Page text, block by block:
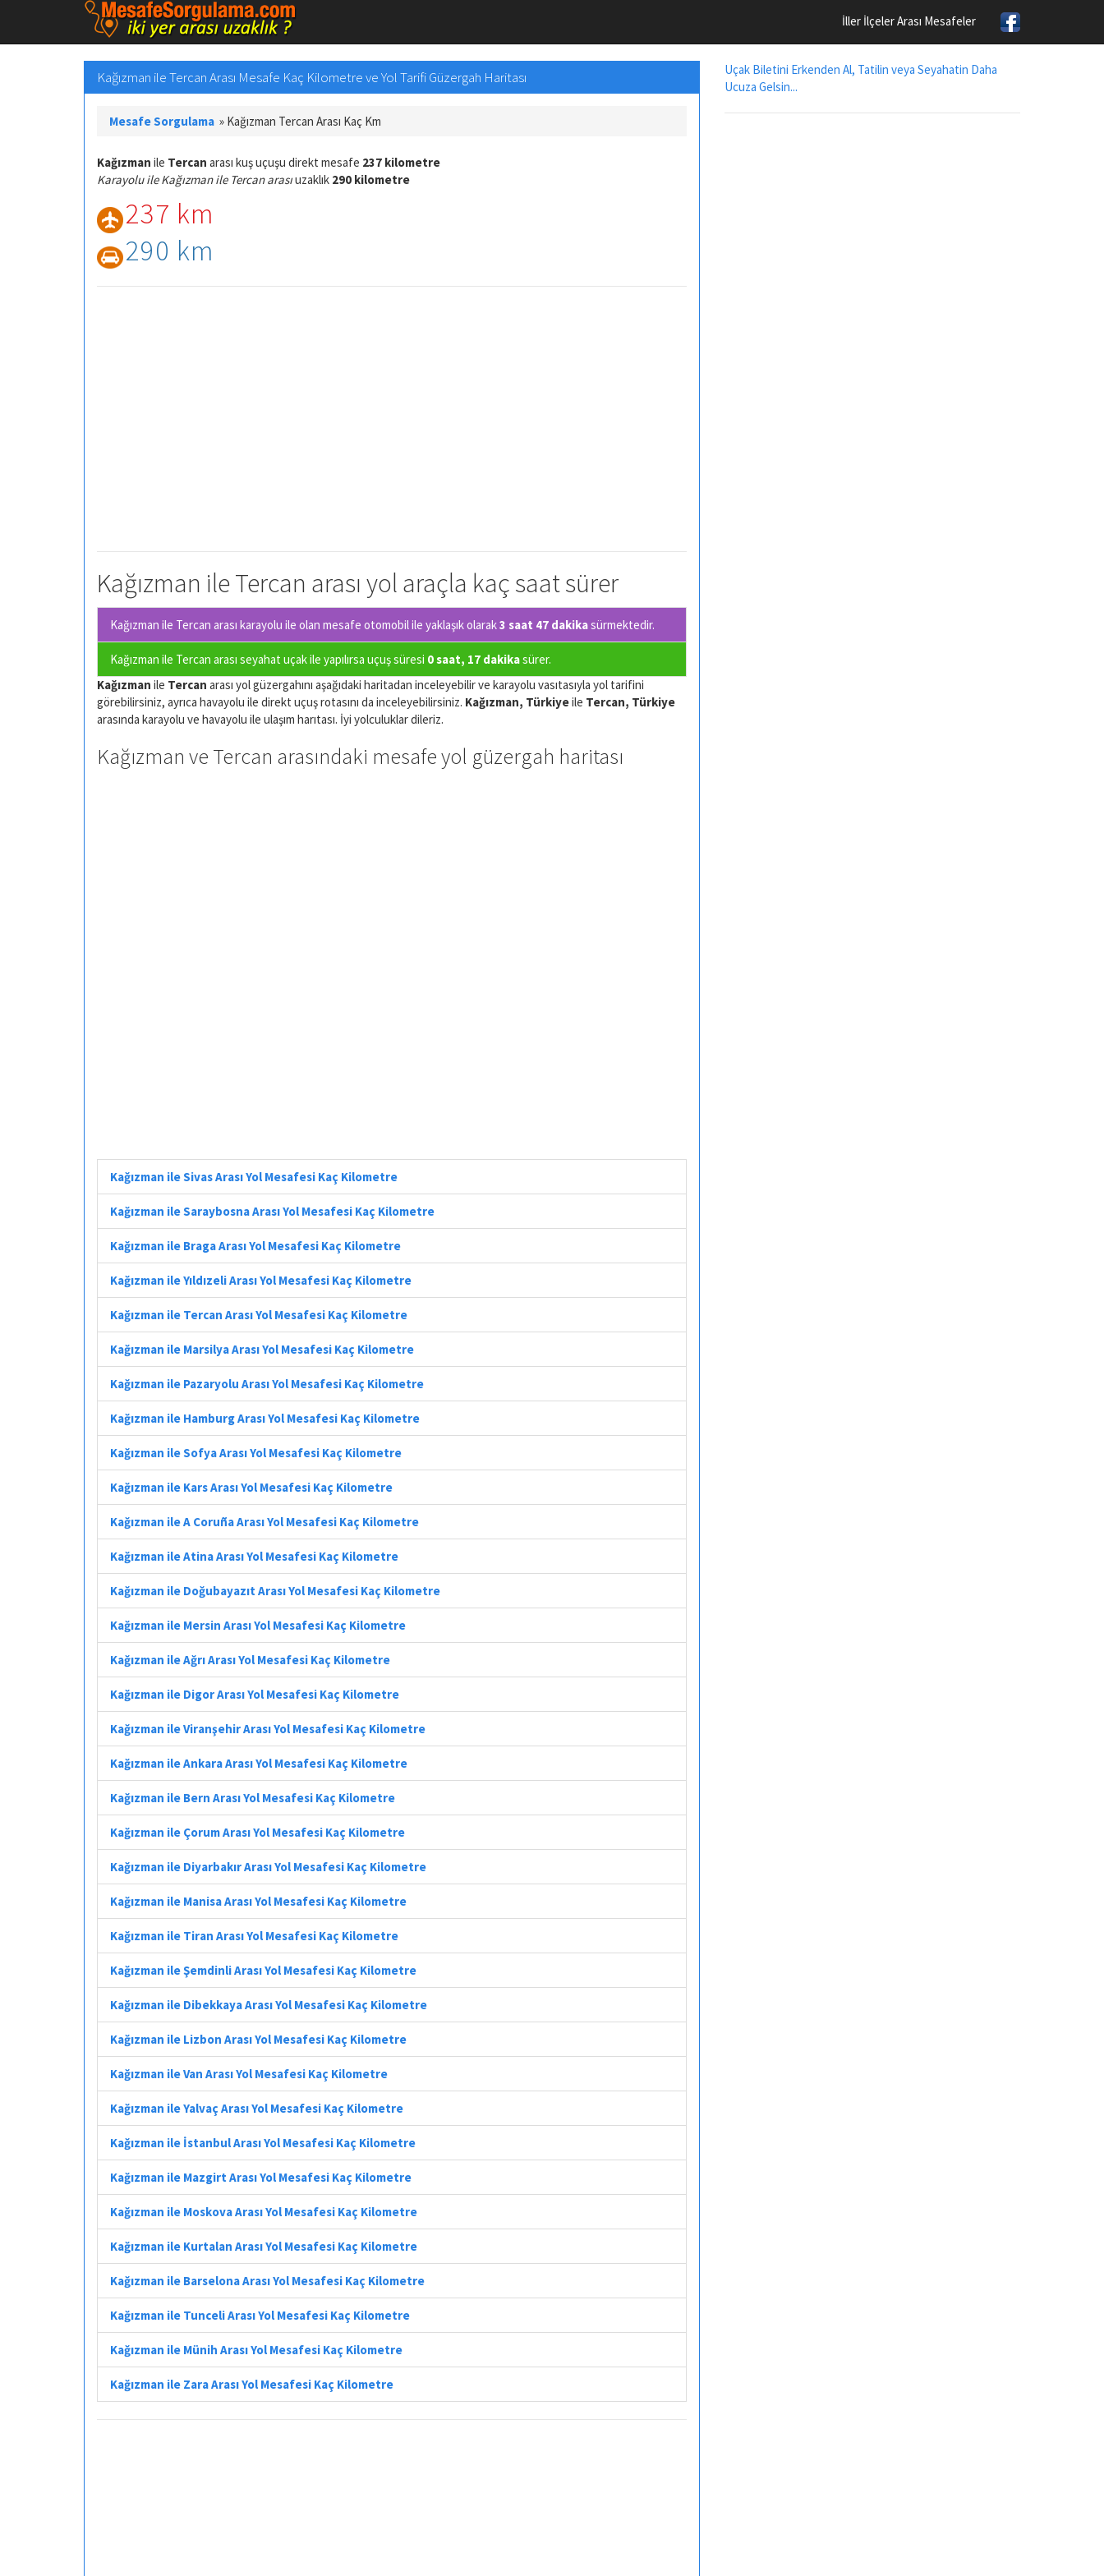
İller İlçeler Arası Mesafeler
Kağızman ile Tercan Arası Mesafe Kaç Kilometre ve Yol Tarifi Güzergah Haritası
Mesafe Sorgulama » Kağızman Tercan Arası Kaç Km
Kağızman ile Tercan arası kuş uçuşu direkt mesafe 237 kilometre
Karayolu ile Kağızman ile Tercan arasıuzaklık 290 kilometre
237 km
290 km
Kağızman ile Tercan arası yol araçla kaç saat sürer
Kağızman ile Tercan arası karayolu ile olan mesafe otomobil ile yaklaşık olarak3 saat 47 dakikasürmektedir.
Kağızman ile Tercan arası seyahat uçak ile yapılırsa uçuş süresi 0 saat, 17 dakikasürer.
Kağızman ile Tercan arası yol güzergahını aşağıdaki haritadan inceleyebilir ve karayolu vasıtasıyla yol tarifini
görebilirsiniz, ayrıca havayolu ile direkt uçuş rotasını da inceleyebilirsiniz. Kağızman, Türkiyeile Tercan, Türkiye
arasında karayolu ve havayolu ile ulaşım harıtası. İyi yolculuklar dileriz.
Kağızman ve Tercan arasındaki mesafe yol güzergah haritası
Kağızman ile Sivas Arası Yol Mesafesi Kaç Kilometre
Kağızman ile Saraybosna Arası Yol Mesafesi Kaç Kilometre
Kağızman ile Braga Arası Yol Mesafesi Kaç Kilometre
Kağızman ile Yıldızeli Arası Yol Mesafesi Kaç Kilometre
Kağızman ile Tercan Arası Yol Mesafesi Kaç Kilometre
Kağızman ile Marsilya Arası Yol Mesafesi Kaç Kilometre
Kağızman ile Pazaryolu Arası Yol Mesafesi Kaç Kilometre
Kağızman ile Hamburg Arası Yol Mesafesi Kaç Kilometre
Kağızman ile Sofya Arası Yol Mesafesi Kaç Kilometre
Kağızman ile Kars Arası Yol Mesafesi Kaç Kilometre
Kağızman ile A Coruña Arası Yol Mesafesi Kaç Kilometre
Kağızman ile Atina Arası Yol Mesafesi Kaç Kilometre
Kağızman ile Doğubayazıt Arası Yol Mesafesi Kaç Kilometre
Kağızman ile Mersin Arası Yol Mesafesi Kaç Kilometre
Kağızman ile Ağrı Arası Yol Mesafesi Kaç Kilometre
Kağızman ile Digor Arası Yol Mesafesi Kaç Kilometre
Kağızman ile Viranşehir Arası Yol Mesafesi Kaç Kilometre
Kağızman ile Ankara Arası Yol Mesafesi Kaç Kilometre
Kağızman ile Bern Arası Yol Mesafesi Kaç Kilometre
Kağızman ile Çorum Arası Yol Mesafesi Kaç Kilometre
Kağızman ile Diyarbakır Arası Yol Mesafesi Kaç Kilometre
Kağızman ile Manisa Arası Yol Mesafesi Kaç Kilometre
Kağızman ile Tiran Arası Yol Mesafesi Kaç Kilometre
Kağızman ile Şemdinli Arası Yol Mesafesi Kaç Kilometre
Kağızman ile Dibekkaya Arası Yol Mesafesi Kaç Kilometre
Kağızman ile Lizbon Arası Yol Mesafesi Kaç Kilometre
Kağızman ile Van Arası Yol Mesafesi Kaç Kilometre
Kağızman ile Yalvaç Arası Yol Mesafesi Kaç Kilometre
Kağızman ile İstanbul Arası Yol Mesafesi Kaç Kilometre
Kağızman ile Mazgirt Arası Yol Mesafesi Kaç Kilometre
Kağızman ile Moskova Arası Yol Mesafesi Kaç Kilometre
Kağızman ile Kurtalan Arası Yol Mesafesi Kaç Kilometre
Kağızman ile Barselona Arası Yol Mesafesi Kaç Kilometre
Kağızman ile Tunceli Arası Yol Mesafesi Kaç Kilometre
Kağızman ile Münih Arası Yol Mesafesi Kaç Kilometre
Kağızman ile Zara Arası Yol Mesafesi Kaç Kilometre
Uçak Biletini Erkenden Al, Tatilin veya Seyahatin Daha
Ucuza Gelsin...